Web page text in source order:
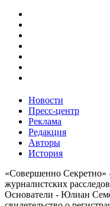
Новости
Пресс-центр
Реклама
Редакция
Авторы
История
«Совершенно Секретно»
журналистских
Основатели - Юлиан